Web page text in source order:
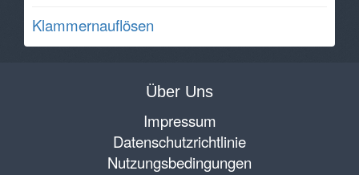
Klammernauflösen
Über Uns
Impressum
Datenschutzrichtlinie
Nutzungsbedingungen